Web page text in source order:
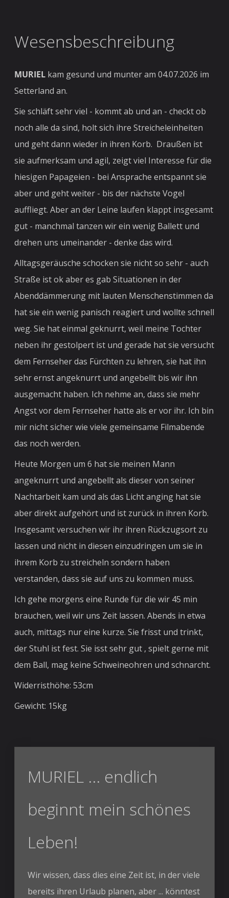
Wesensbeschreibung
MURIEL kam gesund und munter am 04.07.2026 im
Setterland an.
Sie schläft sehr viel - kommt ab und an - checkt ob
noch alle da sind, holt sich ihre Streicheleinheiten
und geht dann wieder in ihren Korb. Draußen ist
sie aufmerksam und agil, zeigt viel Interesse für die
hiesigen Papageien - bei Ansprache entspannt sie
aber und geht weiter - bis der nächste Vogel
auffliegt. Aber an der Leine laufen klappt insgesamt
gut - manchmal tanzen wir ein wenig Ballett und
drehen uns umeinander - denke das wird.
Alltagsgeräusche schocken sie nicht so sehr - auch
Straße ist ok aber es gab Situationen in der
Abenddämmerung mit lauten Menschenstimmen da
hat sie ein wenig panisch reagiert und wollte schnell
weg. Sie hat einmal geknurrt, weil meine Tochter
neben ihr gestolpert ist und gerade hat sie versucht
dem Fernseher das Fürchten zu lehren, sie hat ihn
sehr ernst angeknurrt und angebellt bis wir ihn
ausgemacht haben. Ich nehme an, dass sie mehr
Angst vor dem Fernseher hatte als er vor ihr. Ich bin
mir nicht sicher wie viele gemeinsame Filmabende
das noch werden.
Heute Morgen um 6 hat sie meinen Mann
angeknurrt und angebellt als dieser von seiner
Nachtarbeit kam und als das Licht anging hat sie
aber direkt aufgehört und ist zurück in ihren Korb.
Insgesamt versuchen wir ihr ihren Rückzugsort zu
lassen und nicht in diesen einzudringen um sie in
ihrem Korb zu streicheln sondern haben
verstanden, dass sie auf uns zu kommen muss.
Ich gehe morgens eine Runde für die wir 45 min
brauchen, weil wir uns Zeit lassen. Abends in etwa
auch, mittags nur eine kurze. Sie frisst und trinkt,
der Stuhl ist fest. Sie isst sehr gut , spielt gerne mit
dem Ball, mag keine Schweineohren und schnarcht.
Widerristhöhe: 53cm
Gewicht: 15kg
MURIEL ... endlich
beginnt mein schönes
Leben!
Wir wissen, dass dies eine Zeit ist, in der viele
bereits ihren Urlaub planen, aber ... könntest